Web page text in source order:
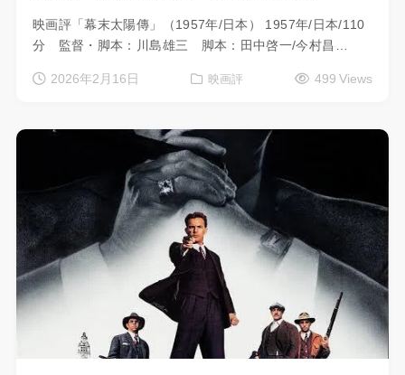
映画評「幕末太陽傳」（1957年/日本） 1957年/日本/110
分 監督・脚本：川島雄三 脚本：田中啓一/今村昌…
2026年2月16日 映画評 499 Views